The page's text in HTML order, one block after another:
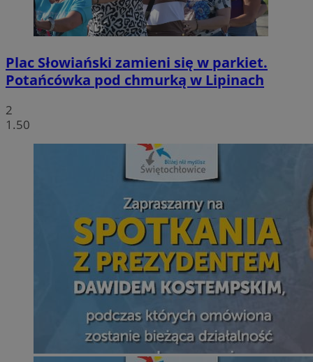
Plac Słowiański zamieni się w parkiet.
Potańcówka pod chmurką w Lipinach
2
1.50